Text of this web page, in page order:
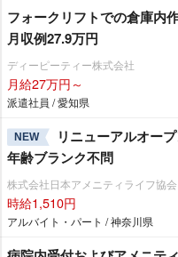
フォークリフトでの倉庫内
月収例27.9万円
ディーピーティー株式会社
月給27万円～
派遣社員 / 愛知県
NEW
リニューアルオー
年齢ブランク不問
株式会社日本アメニティライフ協会
時給1,510円
アルバイト・パート / 神奈川県